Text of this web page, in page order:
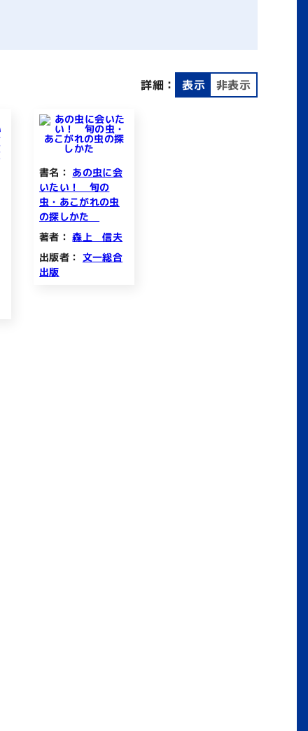
詳細： 表示 非表示
書名： あの虫に会
いたい！ 旬の
虫・あこがれの虫
の探しかた
著者：森上 信夫
出版者： 文一総合
出版